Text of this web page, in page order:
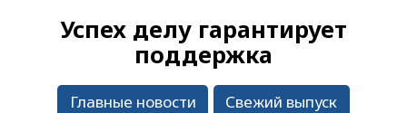
Успех делу гарантирует
поддержка
Главные новости
Свежий выпуск